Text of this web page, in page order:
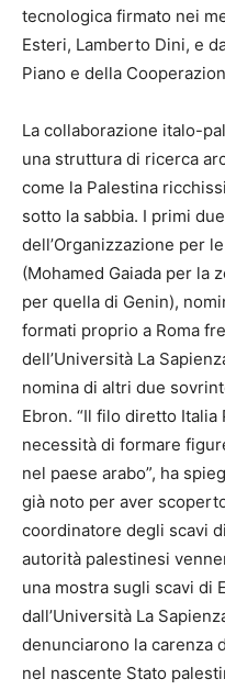
tecnologica firmato nei
Esteri, Lamberto Dini, e
Piano e della
La collaborazione italo-
una struttura di ricerca
come la Palestina
sotto la sabbia. I primi
dell’Organizzazione per
(Mohamed Gaiada per la
per quella di Genin),
formati proprio a Roma
dell’Università La
nomina di altri due
Ebron. “Il filo diretto Italia
necessità di formare
nel paese arabo”, ha
già noto per aver
coordinatore degli scavi
autorità palestinesi
una mostra sugli scavi di
dall’Università La
denunciarono la carenza
nel nascente Stato